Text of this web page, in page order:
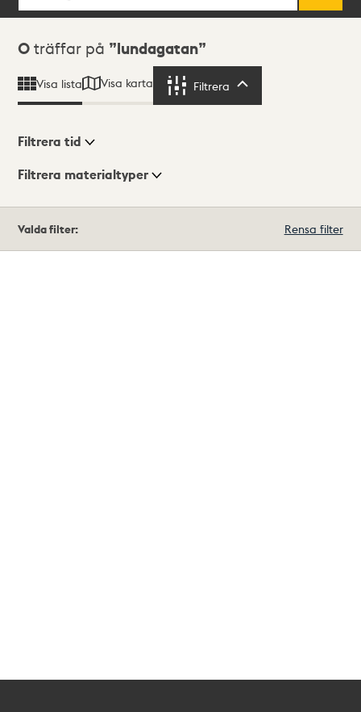
Sökresultat
0 träffar på lundagatan
Visa lista Visa karta Filtrera
Visningsläge
Filtrera tid
Filtrera materialtyper
träffar
Valda filter: Rensa filter